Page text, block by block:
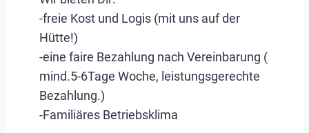
-freie Kost und Logis (mit uns auf der
Hütte!)
-eine faire Bezahlung nach Vereinbarung (
mind.5-6Tage Woche, leistungsgerechte
Bezahlung.)
-Familiäres Betriebsklima